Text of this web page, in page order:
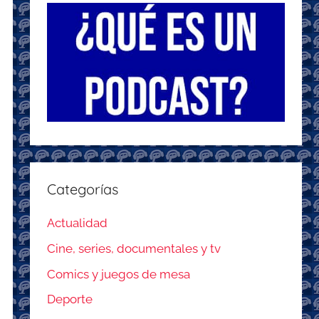
Categorías
Actualidad
Cine, series, documentales y tv
Comics y juegos de mesa
Deporte